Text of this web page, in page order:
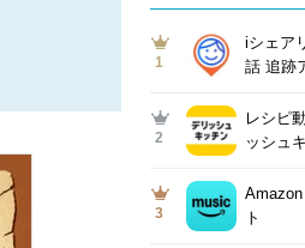
1
iシェア
話 追跡
2
レシピ
ッシュ
3
ト